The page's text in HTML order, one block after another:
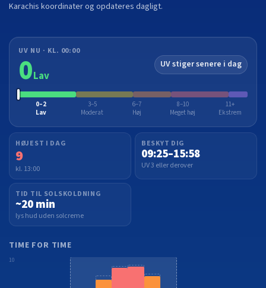
Karachis koordinater og opdateres dagligt.
UV NU · KL. 00:00
0Lav
UV stiger senere i dag
0–2
Lav
3–5
Moderat
6–7
Høj
8–10
Meget høj
11+
Ekstrem
HØJEST I DAG
9
kl. 13:00
BESKYT DIG
09:25–15:58
UV 3 eller derover
TID TIL SOLSKOLDNING
~20 min
lys hud uden solcreme
TIME FOR TIME
10